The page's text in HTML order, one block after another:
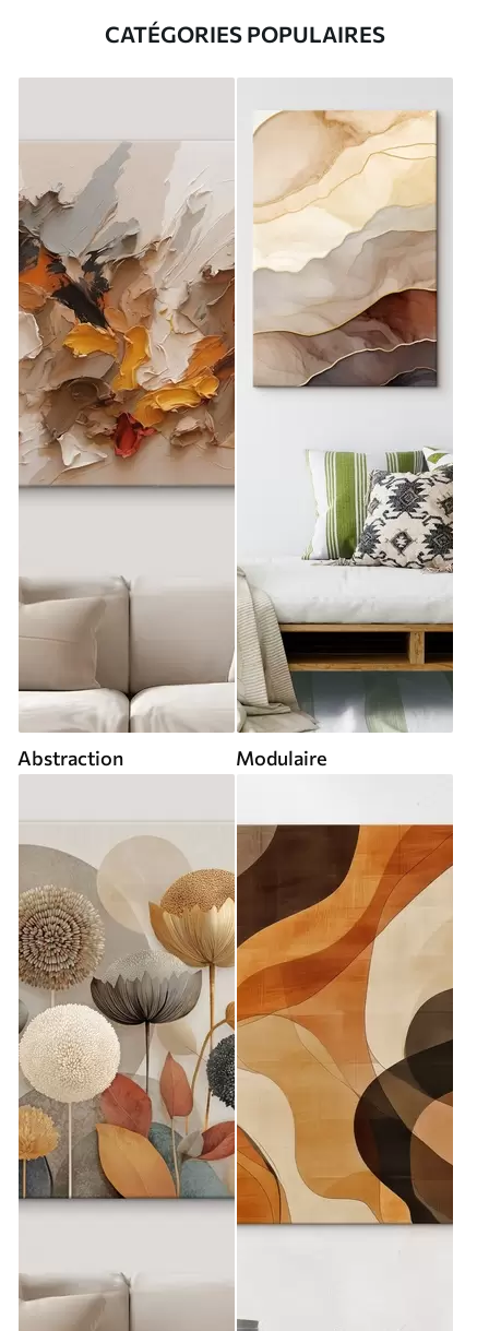
CATÉGORIES POPULAIRES
Abstraction Modulaire